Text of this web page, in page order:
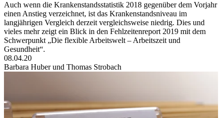
Auch wenn die Krankenstandsstatistik 2018 gegenüber dem Vorjahr
einen Anstieg verzeichnet, ist das Krankenstandsniveau im
langjährigen Vergleich derzeit vergleichsweise niedrig. Dies und
vieles mehr zeigt ein Blick in den Fehlzeitenreport 2019 mit dem
Schwerpunkt „Die flexible Arbeitswelt – Arbeitszeit und
Gesundheit“.
08.04.20
Barbara Huber und Thomas Strobach